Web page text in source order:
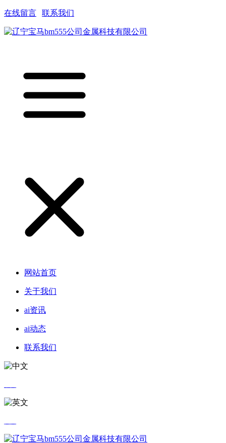
在线留言 联系我们
网站首页
关于我们
ai资讯
ai动态
联系我们